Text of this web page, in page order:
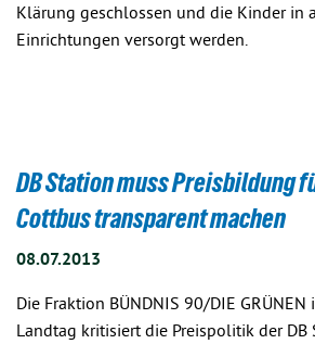
Klärung geschlossen und die Kinder in
Einrichtungen versorgt werden.
DB Station muss Preisbildung
Cottbus transparent machen
08.07.2013
Die Fraktion BÜNDNIS 90/DIE
Landtag kritisiert die Preispolitik der DB